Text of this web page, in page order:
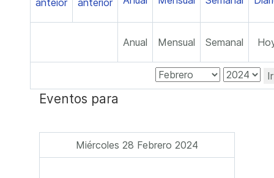
Anual Mensual Semanal
Eventos para
Miércoles 28 Febrero 2024